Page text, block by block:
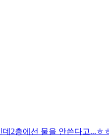
2층에선 물을 안쓴다고...ㅎ